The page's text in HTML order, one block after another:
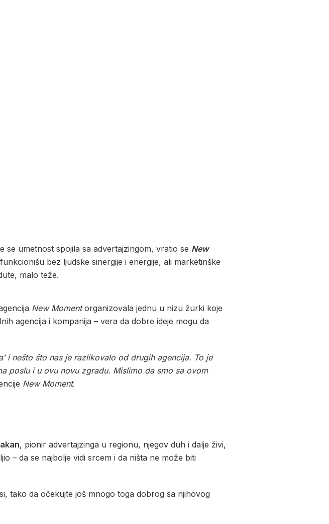
umetnost spojila sa advertajzingom, vratio se New
bez ljudske sinergije i energije, ali marketinške
malo teže.
New Momentorganizovala jednu u nizu žurki koje
agencija i kompanija – vera da dobre ideje mogu da
i nešto što nas je razlikovalo od drugih agencija. To je
poslu i u ovu novu zgradu. Mislimo da smo sa ovom
New Moment.
, pionir advertajzinga u regionu, njegov duh i dalje živi,
– da se najbolje vidi srcem i da ništa ne može biti
tako da očekujte još mnogo toga dobrog sa njihovog